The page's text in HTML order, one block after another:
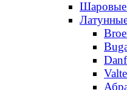
Шаровые